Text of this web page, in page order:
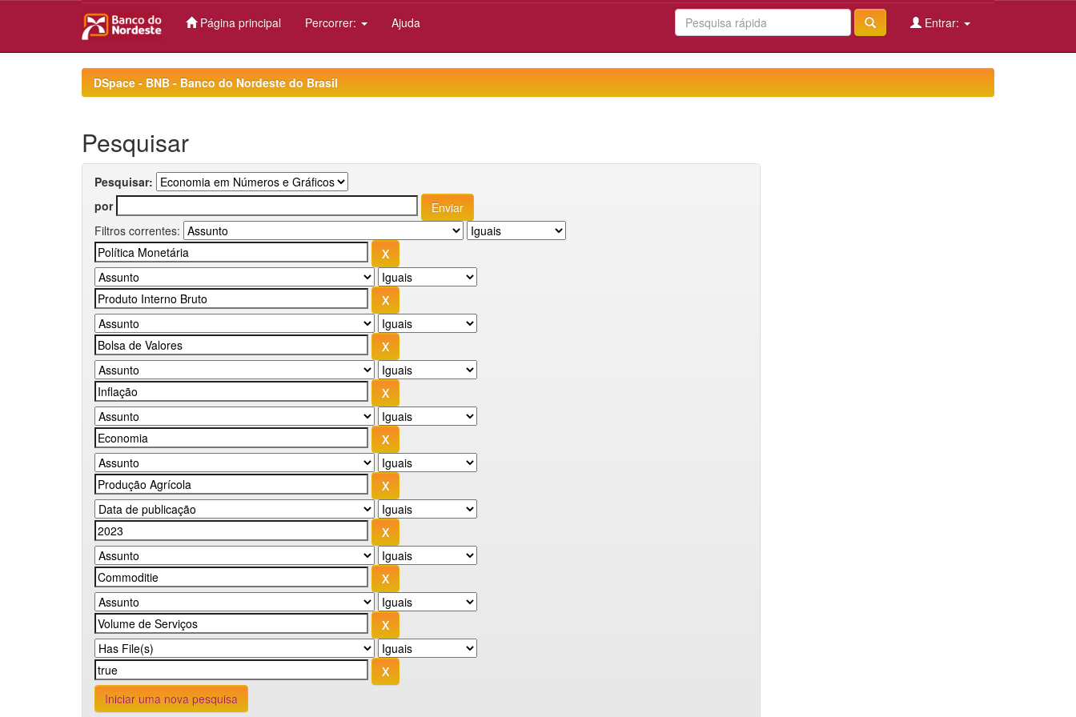
Página principal Percorrer: Ajuda Entrar:
DSpace - BNB - Banco do Nordeste do Brasil
Pesquisar
Pesquisar:
por
Filtros correntes:
Iniciar uma nova pesquisa